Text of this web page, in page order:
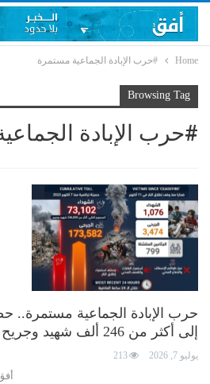
Home #حرب الإبادة الجماعية مستمرة
Browsing Tag
#حرب الإبادة
حرب الإبادة الجماعية مستمرة..
إلى أكثر من 246 ألف شهيد وجريح بفعل الغارات…
يوليو 7, 2026 213